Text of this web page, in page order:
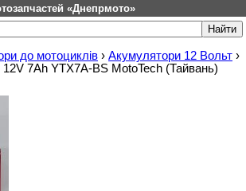
«Днепрмото»
до мотоциклів › Акумулятори 12 Вольт ›
7Ah YTX7A-BS MotoTech (Тайвань)